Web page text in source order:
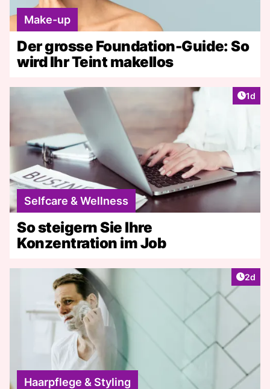
Make-up
Der grosse Foundation-Guide: So
wird Ihr Teint makellos
1d
Selfcare & Wellness
So steigern Sie Ihre
Konzentration im Job
2d
Haarpflege & Styling